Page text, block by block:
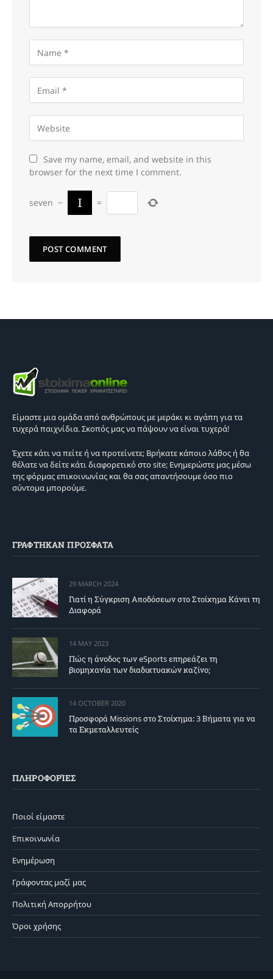
Save my name, email, and website in this
browser for the next time I comment.
seven − =
Είμαστε μια ομάδα από ανθρώπους με μεράκι κι αγάπη για τα
τυχερά παιχνίδια. Σκοπός μας να πάψουν να είναι τυχερά!
Έχετε κάτι να πείτε ή να προτείνετε; Βρήκατε κάποιο λάθος ή θα
θέλατε να δείτε κάτι διαφορετικό στο site; Ενημερώστε μας μέσω
της φόρμας επικοινωνίας και θα σας απαντήσουμε όσο πιο
σύντομα μπορούμε.
ΓΡΑΦΤΗΚΑΝ ΠΡΟΣΦΑΤΑ
29 MARCH 2024
Γιατί η Σύγκριση Αποδόσεων στο Στοίχημα Κάνει τη
Διαφορά
14 MAY 2023
Πώς η άνοδος των eSports επηρεάζει τη
βιομηχανία των διαδικτυακών καζίνο;
14 OCTOBER 2020
Προσφορά Missions στο Στοίχημα: 3 Βήματα για να
τα Εκμεταλλευτείς
ΠΛΗΡΟΦΟΡΊΕΣ
Ποιοί είμαστε
Επικοινωνία
Ενημέρωση
Γράφοντας μαζί μας
Πολιτική Απορρήτου
Όροι χρήσης